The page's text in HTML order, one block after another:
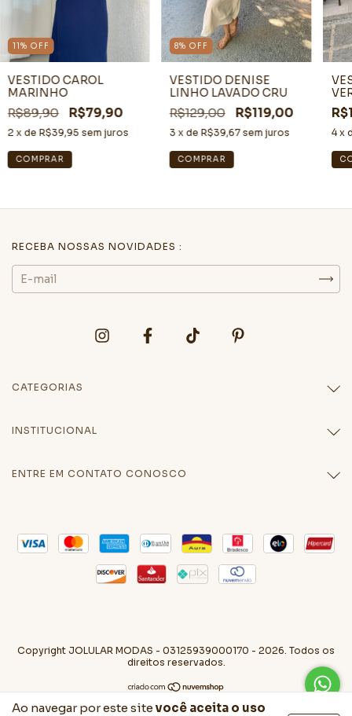
Ao navegar por este sitevocê aceita o uso
11% OFF
VESTIDO CAROL
MARINHO
R$89,90 R$79,90
2 x de R$39,95 sem juros
COMPRAR
8% OFF
VESTIDO DENISE
LINHO LAVADO CRU
R$129,00 R$119,00
3 x de R$39,67 sem juros
COMPRAR
4 x
RECEBA NOSSAS NOVIDADES :
CATEGORIAS
INSTITUCIONAL
ENTRE EM CONTATO CONOSCO
Copyright JOLULAR MODAS - 03125939000170 - 2026. Todos os
direitos reservados.